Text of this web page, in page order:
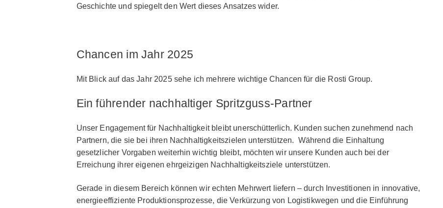
Geschichte und spiegelt den Wert dieses Ansatzes wider.
Chancen im Jahr 2025
Mit Blick auf das Jahr 2025 sehe ich mehrere wichtige Chancen für die Rosti Group.
Ein führender nachhaltiger Spritzguss-Partner
Unser Engagement für Nachhaltigkeit bleibt unerschütterlich. Kunden suchen zunehmend nach
Partnern, die sie bei ihren Nachhaltigkeitszielen unterstützen. Während die Einhaltung
gesetzlicher Vorgaben weiterhin wichtig bleibt, möchten wir unsere Kunden auch bei der
Erreichung ihrer eigenen ehrgeizigen Nachhaltigkeitsziele unterstützen.
Gerade in diesem Bereich können wir echten Mehrwert liefern – durch Investitionen in innovative,
energieeffiziente Produktionsprozesse, die Verkürzung von Logistikwegen und die Einführung